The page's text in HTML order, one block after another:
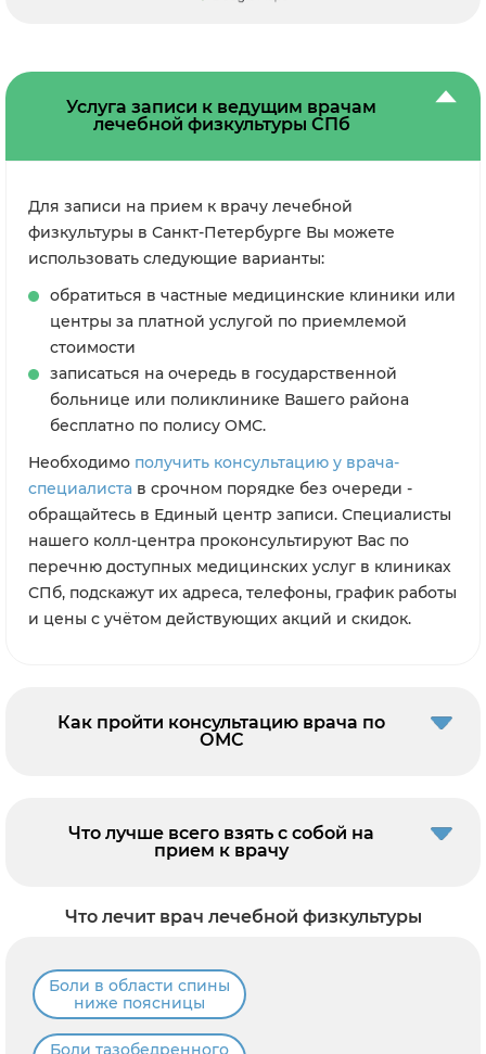
Услуга записи к ведущим врачам
лечебной физкультуры СПб
Для записи на прием к врачу лечебной
физкультуры в Санкт-Петербурге Вы можете
использовать следующие варианты:
обратиться в частные медицинские клиники или
центры за платной услугой по приемлемой
стоимости
записаться на очередь в государственной
больнице или поликлинике Вашего района
бесплатно по полису ОМС.
Необходимо получить консультацию у врача-
специалиста в срочном порядке без очереди -
обращайтесь в Единый центр записи. Специалисты
нашего колл-центра проконсультируют Вас по
перечню доступных медицинских услуг в клиниках
СПб, подскажут их адреса, телефоны, график работы
и цены с учётом действующих акций и скидок.
Как пройти консультацию врача по
ОМС
Что лучше всего взять с собой на
прием к врачу
Что лечит врач лечебной физкультуры
Боли в области спины
ниже поясницы
Боли тазобедренного